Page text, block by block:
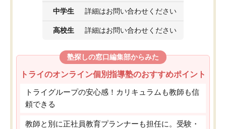
中学生 詳細はお問い合わせください
高校生 詳細はお問い合わせください
塾探しの窓口編集部からみた
トライのオンライン個別指導塾のおすすめポイント
トライグループの安心感！カリキュラムも教師も信
頼できる
教師と別に正社員教育プランナーも担任に。受験・